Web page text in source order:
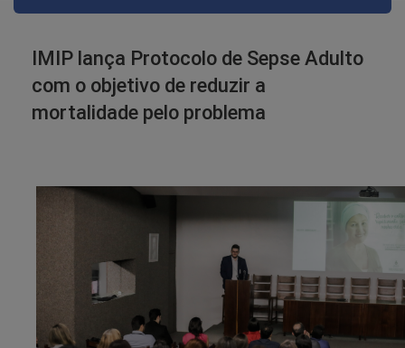
IMIP lança Protocolo de Sepse Adulto
com o objetivo de reduzir a
mortalidade pelo problema